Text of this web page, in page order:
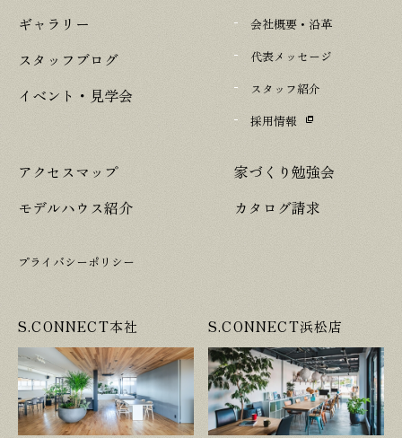
ギャラリー
スタッフブログ
イベント・見学会
会社概要・沿革
代表メッセージ
スタッフ紹介
採用情報
アクセスマップ
モデルハウス紹介
家づくり勉強会
カタログ請求
プライバシーポリシー
S.CONNECT本社 S.CONNECT浜松店